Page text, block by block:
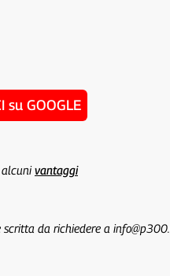
su GOOGLE
vantaggi
da richiedere a